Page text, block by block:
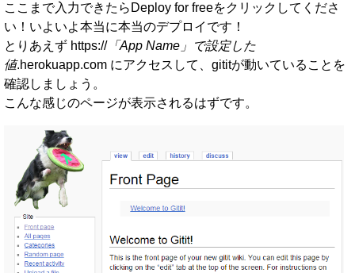
ここまで入力できたらDeploy for freeをクリックしてくださ
い！いよいよ本当に本当のデプロイです！
とりあえず https://「App Name」で設定した
値.herokuapp.com にアクセスして、gititが動いていることを
確認しましょう。
こんな感じのページが表示されるはずです。